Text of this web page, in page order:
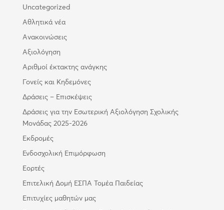
Uncategorized
Αθλητικά νέα
Ανακοινώσεις
Αξιολόγηση
Αριθμοί έκτακτης ανάγκης
Γονείς και Κηδεμόνες
Δράσεις – Επισκέψεις
Δράσεις για την Εσωτερική Αξιολόγηση Σχολικής
Μονάδας 2025-2026
Εκδρομές
Ενδοσχολική Επιμόρφωση
Εορτές
Επιτελική Δομή ΕΣΠΑ Τομέα Παιδείας
Επιτυχίες μαθητών μας